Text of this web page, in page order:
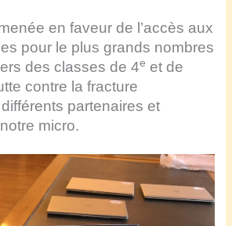
en faveur de l’accès aux
pour le plus grands nombres
des classes de 4e et de
contre la fracture
partenaires et
micro.